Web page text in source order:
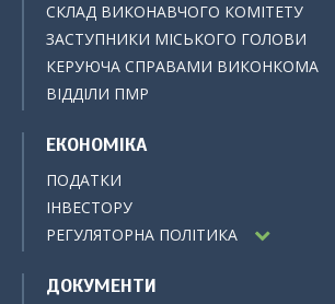
СКЛАД ВИКОНАВЧОГО КОМІТЕТУ
ЗАСТУПНИКИ МІСЬКОГО ГОЛОВИ
КЕРУЮЧА СПРАВАМИ ВИКОНКОМА
ВІДДІЛИ ПМР
ЕКОНОМІКА
ПОДАТКИ
ІНВЕСТОРУ
РЕГУЛЯТОРНА ПОЛІТИКА
ДОКУМЕНТИ